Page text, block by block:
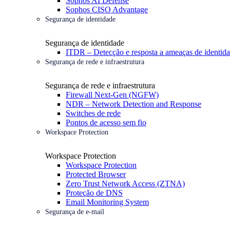
Sophos CISO Advantage
Segurança de identidade
Segurança de identidade
ITDR – Detecção e resposta a ameaças de
Segurança de rede e infraestrutura
Segurança de rede e infraestrutura
Firewall Next-Gen (NGFW)
NDR – Network Detection and Response
Switches de rede
Pontos de acesso sem fio
Workspace Protection
Workspace Protection
Workspace Protection
Protected Browser
Zero Trust Network Access (ZTNA)
Proteção de DNS
Email Monitoring System
Segurança de e-mail